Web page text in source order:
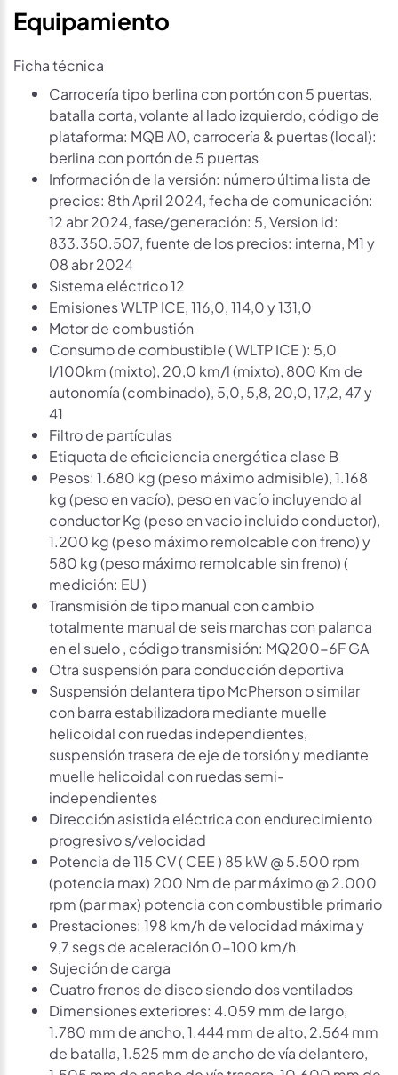
Equipamiento
Ficha técnica
Carrocería tipo berlina con portón con 5 puertas,
batalla corta, volante al lado izquierdo, código de
plataforma: MQB A0, carrocería & puertas (local):
berlina con portón de 5 puertas
Información de la versión: número última lista de
precios: 8th April 2024, fecha de comunicación:
12 abr 2024, fase/generación: 5, Version id:
833.350.507, fuente de los precios: interna, M1 y
08 abr 2024
Sistema eléctrico 12
Emisiones WLTP ICE, 116,0, 114,0 y 131,0
Motor de combustión
Consumo de combustible ( WLTP ICE ): 5,0
l/100km (mixto), 20,0 km/l (mixto), 800 Km de
autonomía (combinado), 5,0, 5,8, 20,0, 17,2, 47 y
41
Filtro de partículas
Etiqueta de eficiciencia energética clase B
Pesos: 1.680 kg (peso máximo admisible), 1.168
kg (peso en vacío), peso en vacío incluyendo al
conductor Kg (peso en vacio incluido conductor),
1.200 kg (peso máximo remolcable con freno) y
580 kg (peso máximo remolcable sin freno) (
medición: EU )
Transmisión de tipo manual con cambio
totalmente manual de seis marchas con palanca
en el suelo , código transmisión: MQ200-6F GA
Otra suspensión para conducción deportiva
Suspensión delantera tipo McPherson o similar
con barra estabilizadora mediante muelle
helicoidal con ruedas independientes,
suspensión trasera de eje de torsión y mediante
muelle helicoidal con ruedas semi-
independientes
Dirección asistida eléctrica con endurecimiento
progresivo s/velocidad
Potencia de 115 CV ( CEE ) 85 kW @ 5.500 rpm
(potencia max) 200 Nm de par máximo @ 2.000
rpm (par max) potencia con combustible primario
Prestaciones: 198 km/h de velocidad máxima y
9,7 segs de aceleración 0-100 km/h
Sujeción de carga
Cuatro frenos de disco siendo dos ventilados
Dimensiones exteriores: 4.059 mm de largo,
1.780 mm de ancho, 1.444 mm de alto, 2.564 mm
de batalla, 1.525 mm de ancho de vía delantero,